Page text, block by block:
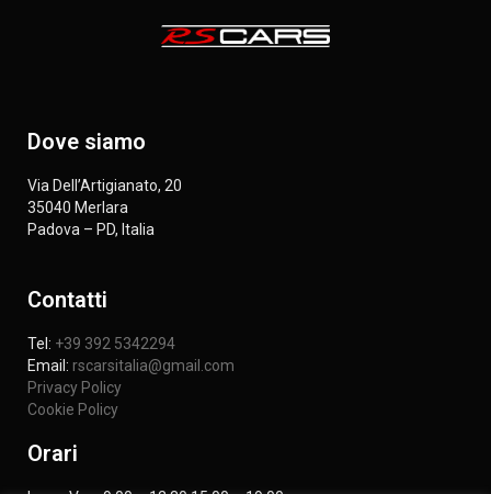
Dove siamo
Via Dell’Artigianato, 20
35040 Merlara
Padova – PD, Italia
Contatti
Tel: +39 392 5342294
Email: rscarsitalia@gmail.com
Privacy Policy
Cookie Policy
Orari